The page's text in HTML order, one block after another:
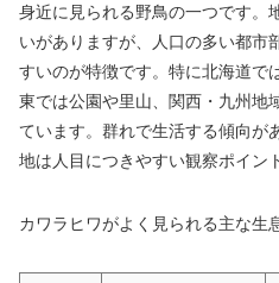
身近に見られる野鳥の一つです。
いがありますが、人口の多い都市
すいのが特徴です。特に北海道で
東では公園や里山、関西・九州地
ています。群れで生活する傾向が
地は人目につきやすい観察ポイン
カワラヒワがよく見られる主な生